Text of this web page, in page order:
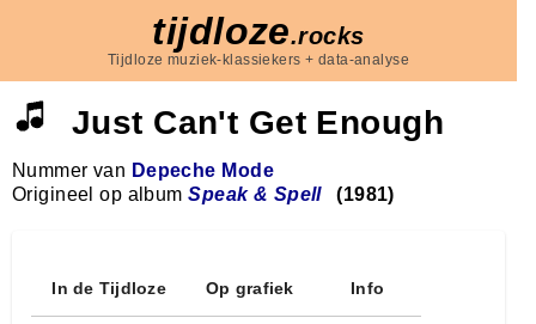
tijdloze.rocks
Tijdloze muziek-klassiekers + data-analyse
Just Can't Get Enough
Nummer van Depeche Mode
Origineel op albumSpeak & Spell (1981)
In de Tijdloze Op grafiek Info